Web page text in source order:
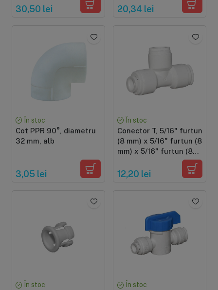
din plastic cu bila
30,50 lei 20,34 lei
În stoc
Cot PPR 90°, diametru
32 mm, alb
3,05 lei
În stoc
Conector T, 5/16" furtun
(8 mm) x 5/16" furtun (8
mm) x 5/16" furtun (8
mm), conectare cu
mufa rapida pentru
furtun de 8 mm
12,20 lei
În stoc În stoc